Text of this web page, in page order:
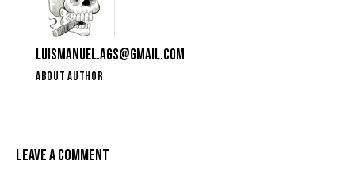
LUISMANUEL.AGS@GMAIL.COM
ABOUT AUTHOR
LEAVE A COMMENT